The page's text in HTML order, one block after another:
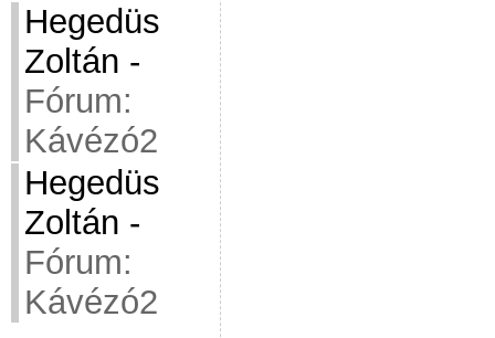
Hegedüs
Zoltán -
Fórum:
Kávézó2
Hegedüs
Zoltán -
Fórum:
Kávézó2